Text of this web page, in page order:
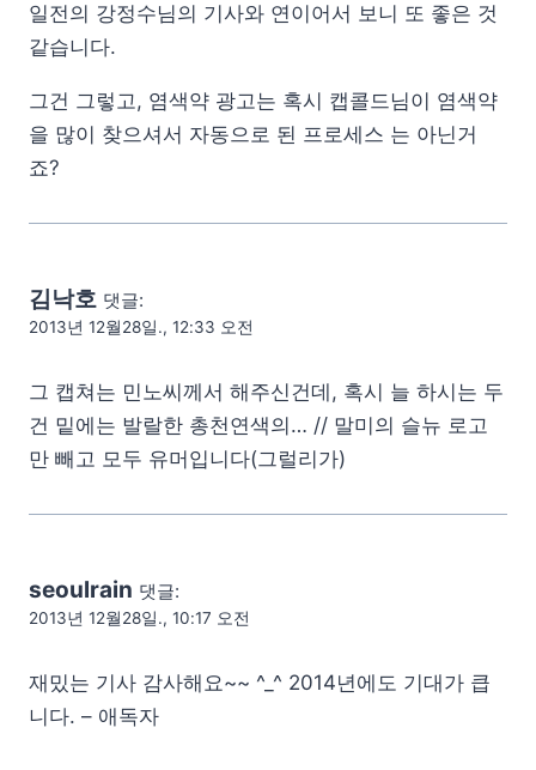
일전의 강정수님의 기사와 연이어서 보니 또 좋은 것
같습니다.
그건 그렇고, 염색약 광고는 혹시 캡콜드님이 염색약
을 많이 찾으셔서 자동으로 된 프로세스 는 아닌거
죠?
김낙호 댓글:
2013년 12월28일., 12:33 오전
그 캡쳐는 민노씨께서 해주신건데, 혹시 늘 하시는 두
건 밑에는 발랄한 총천연색의… // 말미의 슬뉴 로고
만 빼고 모두 유머입니다(그럴리가)
seoulrain 댓글:
2013년 12월28일., 10:17 오전
재밌는 기사 감사해요~~ ^_^ 2014년에도 기대가 큽
니다. – 애독자